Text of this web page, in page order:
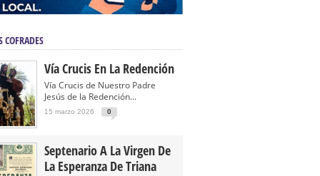
COFRADES
Vía Crucis En La Redención
Vía Crucis de Nuestro Padre
Jesús de la Redención...
15 marzo 2026 0
Septenario A La Virgen De
La Esperanza De Triana